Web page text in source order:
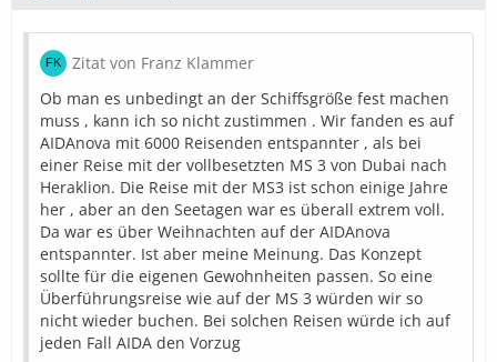
Zitat von Franz Klammer
Ob man es unbedingt an der Schiffsgröße fest machen
muss , kann ich so nicht zustimmen . Wir fanden es auf
AIDAnova mit 6000 Reisenden entspannter , als bei
einer Reise mit der vollbesetzten MS 3 von Dubai nach
Heraklion. Die Reise mit der MS3 ist schon einige Jahre
her , aber an den Seetagen war es überall extrem voll.
Da war es über Weihnachten auf der AIDAnova
entspannter. Ist aber meine Meinung. Das Konzept
sollte für die eigenen Gewohnheiten passen. So eine
Überführungsreise wie auf der MS 3 würden wir so
nicht wieder buchen. Bei solchen Reisen würde ich auf
jeden Fall AIDA den Vorzug